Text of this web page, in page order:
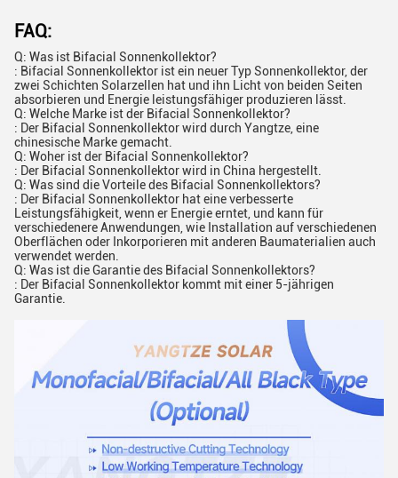
FAQ:
Q: Was ist Bifacial Sonnenkollektor?
: Bifacial Sonnenkollektor ist ein neuer Typ Sonnenkollektor, der
zwei Schichten Solarzellen hat und ihn Licht von beiden Seiten
absorbieren und Energie leistungsfähiger produzieren lässt.
Q: Welche Marke ist der Bifacial Sonnenkollektor?
: Der Bifacial Sonnenkollektor wird durch Yangtze, eine
chinesische Marke gemacht.
Q: Woher ist der Bifacial Sonnenkollektor?
: Der Bifacial Sonnenkollektor wird in China hergestellt.
Q: Was sind die Vorteile des Bifacial Sonnenkollektors?
: Der Bifacial Sonnenkollektor hat eine verbesserte
Leistungsfähigkeit, wenn er Energie erntet, und kann für
verschiedenere Anwendungen, wie Installation auf verschiedenen
Oberflächen oder Inkorporieren mit anderen Baumaterialien auch
verwendet werden.
Q: Was ist die Garantie des Bifacial Sonnenkollektors?
: Der Bifacial Sonnenkollektor kommt mit einer 5-jährigen
Garantie.